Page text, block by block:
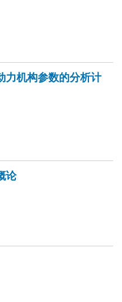
力机构参数的分析计
论